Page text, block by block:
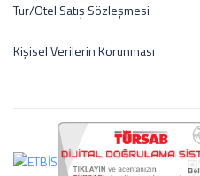
Tur/Otel Satış Sözleşmesi
Kişisel Verilerin Korunması